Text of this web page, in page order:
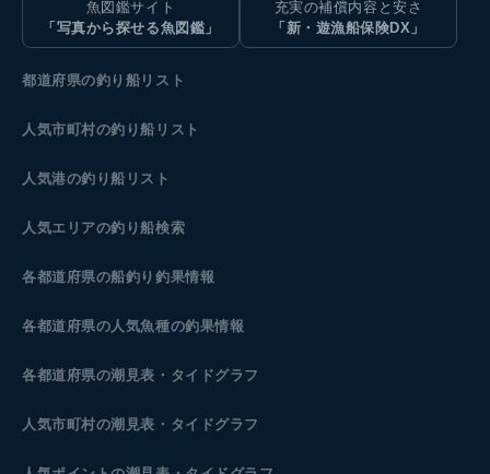
魚図鑑サイト
「写真から探せる魚図鑑」
充実の補償内容と安さ
「新・遊漁船保険DX」
都道府県の釣り船リスト
人気市町村の釣り船リスト
人気港の釣り船リスト
人気エリアの釣り船検索
各都道府県の船釣り釣果情報
各都道府県の人気魚種の釣果情報
各都道府県の潮見表 ・タイドグラフ
人気市町村の潮見表・タイドグラフ